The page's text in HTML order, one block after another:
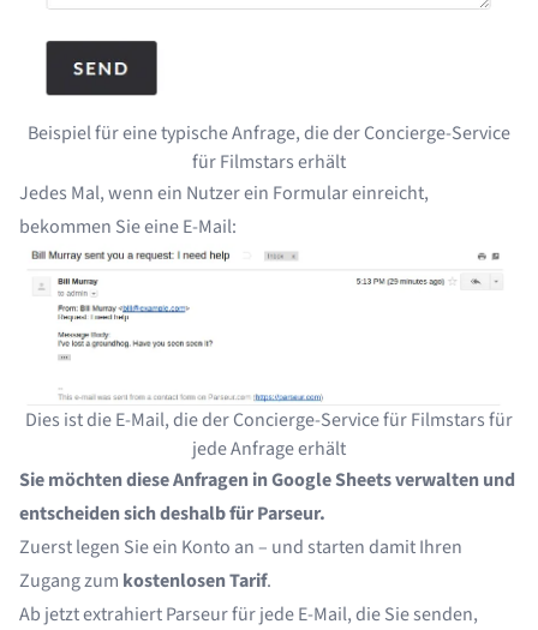
Beispiel für eine typische Anfrage, die der Concierge-Service
für Filmstars erhält
Jedes Mal, wenn ein Nutzer ein Formular einreicht,
bekommen Sie eine E-Mail:
Dies ist die E-Mail, die der Concierge-Service für Filmstars für
jede Anfrage erhält
Sie möchten diese Anfragen in Google Sheets verwalten und
entscheiden sich deshalb für Parseur.
Zuerstlegen Sie ein Konto an– und starten damit Ihren
Zugang zum kostenlosen Tarif.
Ab jetzt extrahiert Parseur für jede E-Mail, die Sie senden,